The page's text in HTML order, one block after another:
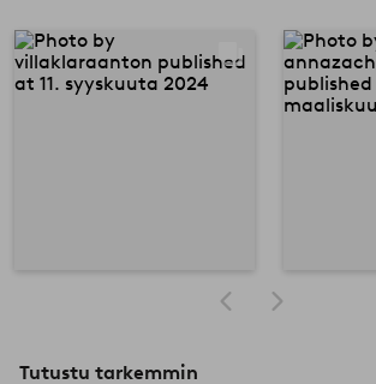
Tutustu tarkemmin